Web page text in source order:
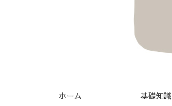
ホーム 基礎知識